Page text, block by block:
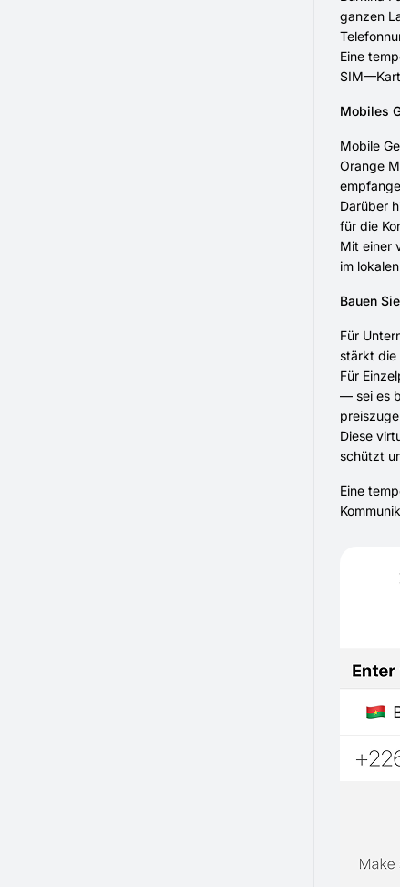
ganzen
Eine
Mobiles
Mobile
Orange
Darüber
für die
Mit einer
im
Bauen
Für
stärkt die
Für
— sei es
Diese
schützt
Eine